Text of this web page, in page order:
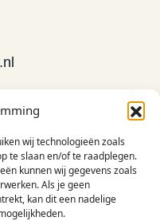
wij technologieën zoals
te slaan en/of te raadplegen.
kunnen wij gegevens zoals
Als je geen
kan dit een nadelige